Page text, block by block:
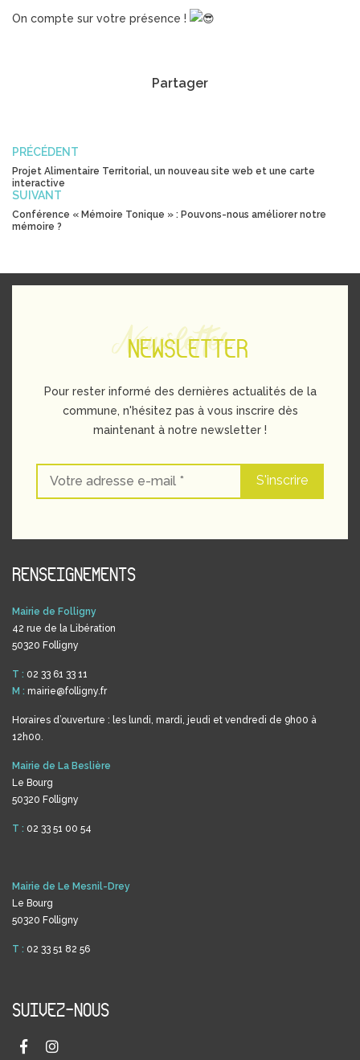
On compte sur votre présence !
Partager
PRÉCÉDENT
Projet Alimentaire Territorial, un nouveau site web et une carte
interactive
SUIVANT
Conférence « Mémoire Tonique » : Pouvons-nous améliorer notre
mémoire ?
Newsletter
NEWSLETTER
Pour rester informé des dernières actualités de la
commune, n'hésitez pas à vous inscrire dès
maintenant à notre newsletter !
RENSEIGNEMENTS
Mairie de Folligny
42 rue de la Libération
50320 Folligny
T : 02 33 61 33 11
M : mairie@folligny.fr
Horaires d’ouverture : les lundi, mardi, jeudi et vendredi de 9h00 à
12h00.
Mairie de La Beslière
Le Bourg
50320 Folligny
T : 02 33 51 00 54
Mairie de Le Mesnil-Drey
Le Bourg
50320 Folligny
T : 02 33 51 82 56
SUIVEZ-NOUS